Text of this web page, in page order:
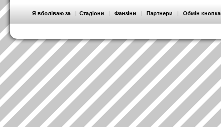
Я вболіваю за | Стадіони | Фанзіни | Партнери | Обмін